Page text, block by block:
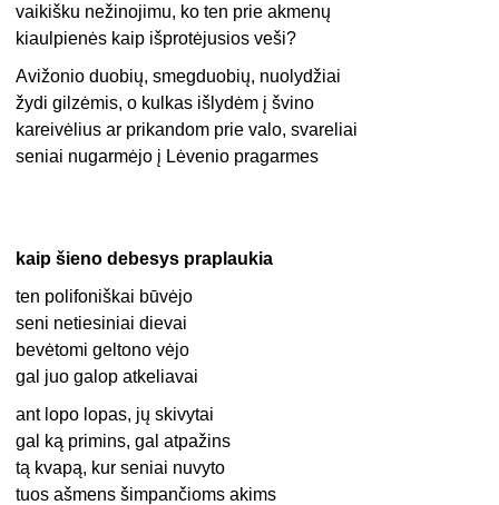
vaikišku nežinojimu, ko ten prie akmenų
kiaulpienės kaip išprotėjusios veši?
Avižonio duobių, smegduobių, nuolydžiai
žydi gilzėmis, o kulkas išlydėm į švino
kareivėlius ar prikandom prie valo, svareliai
seniai nugarmėjo į Lėvenio pragarmes
kaip šieno debesys praplaukia
ten polifoniškai būvėjo
seni netiesiniai dievai
bevėtomi geltono vėjo
gal juo galop atkeliavai
ant lopo lopas, jų skivytai
gal ką primins, gal atpažins
tą kvapą, kur seniai nuvyto
tuos ašmens šimpančioms akims